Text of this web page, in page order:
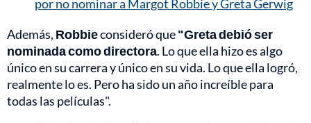
por no nominar a Margot Robbie y Greta Gerwig
Además, Robbieconsideró que"Greta debió ser
nominada como directora. Lo que ella hizo es algo
único en su carrera y único en su vida. Lo que ella logró,
realmente lo es. Pero ha sido un año increíble para
todas las películas".